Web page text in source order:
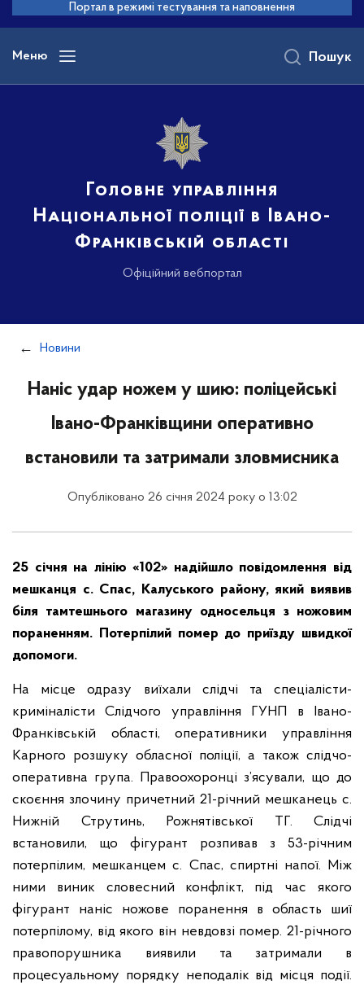
основного
вмісту
Портал в режимі тестування та наповнення
Меню
Головне управління
Національної поліції в Івано-
Франківській області
Офіційний вебпортал
Пошук
Новини
Наніс удар ножем у шию: поліцейські
Івано-Франківщини оперативно
встановили та затримали зловмисника
Опубліковано 26 січня 2024 року о 13:02
25 січня на лінію «102» надійшло повідомлення від
мешканця с. Спас, Калуського району, який виявив
біля тамтешнього магазину односельця з ножовим
пораненням. Потерпілий помер до приїзду швидкої
допомоги.
На місце одразу виїхали слідчі та спеціалісти-
криміналісти Слідчого управління ГУНП в Івано-
Франківській області, оперативники управління
Карного розшуку обласної поліції, а також слідчо-
оперативна група. Правоохоронці з’ясували, що до
скоєння злочину причетний 21-річний мешканець с.
Нижній Струтинь, Рожнятівської ТГ. Слідчі
встановили, що фігурант розпивав з 53-річним
потерпілим, мешканцем с. Спас, спиртні напої. Між
ними виник словесний конфлікт, під час якого
фігурант наніс ножове поранення в область шиї
потерпілому, від якого він невдовзі помер. 21-річного
правопорушника виявили та затримали в
процесуальному порядку неподалік від місця події.